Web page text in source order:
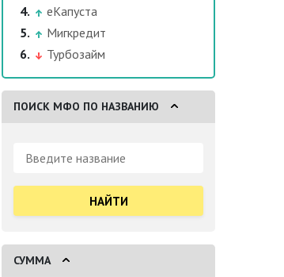
еКапуста
Мигкредит
Турбозайм
ПОИСК МФО ПО НАЗВАНИЮ
Поиск:
СУММА